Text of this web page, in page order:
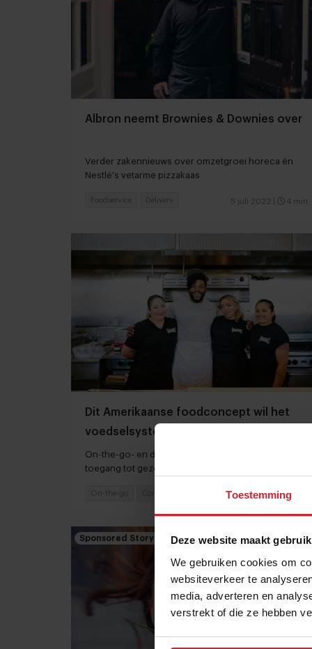
Toestemming
Deze website maakt
We gebruiken cookies om
websiteverkeer te
media, adverteren en
verstrekt of die ze hebben
Albron neemt Brownies & Downies over
Verder zakennieuws over omzetgroei horeca én
Nestlé's vetarme pizzakaas
5 juli 2022 4 min
Foodservice Delivery
Dit Amerikaanse foodconcept wil het
voedselsysteem transformeren
On-the-go- en delivery-keten Everytable creëert
toegang tot gezonde voeding voor iedereen,
2 juli 2022| 1 min
On-the-go
Sponsored Story